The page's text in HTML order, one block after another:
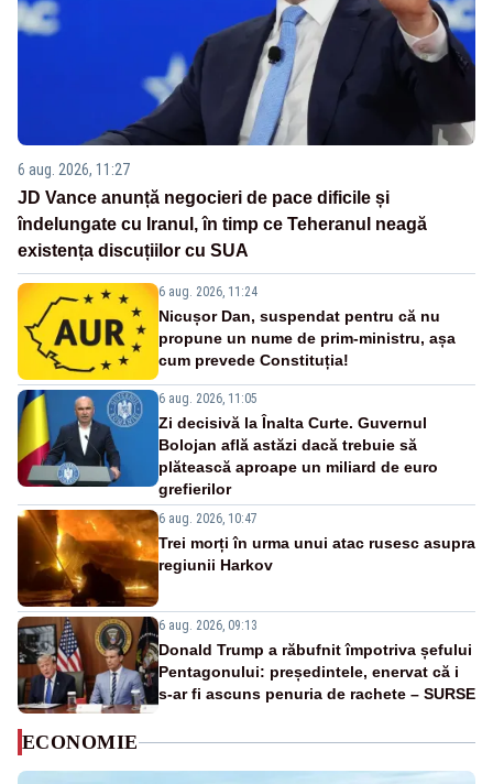
6 aug. 2026, 11:27
JD Vance anunță negocieri de pace dificile și
îndelungate cu Iranul, în timp ce Teheranul neagă
existența discuțiilor cu SUA
6 aug. 2026, 11:24
Nicușor Dan, suspendat pentru că nu
propune un nume de prim-ministru, așa
cum prevede Constituția!
6 aug. 2026, 11:05
Zi decisivă la Înalta Curte. Guvernul
Bolojan află astăzi dacă trebuie să
plătească aproape un miliard de euro
grefierilor
6 aug. 2026, 10:47
Trei morți în urma unui atac rusesc asupra
regiunii Harkov
6 aug. 2026, 09:13
Donald Trump a răbufnit împotriva șefului
Pentagonului: președintele, enervat că i
s-ar fi ascuns penuria de rachete – SURSE
ECONOMIE